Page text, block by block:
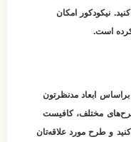
نیکودکور امکان
است.
ابعاد مدنظرتون
مختلف، کافیست
و طرح مورد علاقه‌تان